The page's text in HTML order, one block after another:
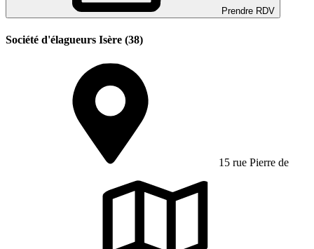
Prendre RDV
Société d'élagueurs Isère (38)
15 rue Pierre de